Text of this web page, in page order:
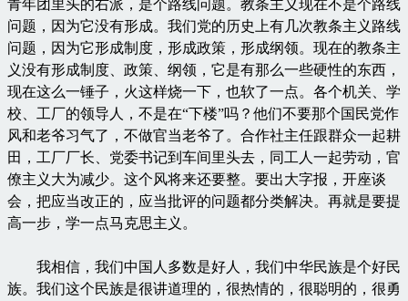
青年团里头的右派，是个路线问题。教条主义现在不是个路线
问题，因为它没有形成。我们党的历史上有几次教条主义路线
问题，因为它形成制度，形成政策，形成纲领。现在的教条主
义没有形成制度、政策、纲领，它是有那么一些硬性的东西，
现在这么一锤子，火这样烧一下，也软了一点。各个机关、学
校、工厂的领导人，不是在“下楼”吗？他们不要那个国民党作
风和老爷习气了，不做官当老爷了。合作社主任跟群众一起耕
田，工厂厂长、党委书记到车间里头去，同工人一起劳动，官
僚主义大为减少。这个风将来还要整。要出大字报，开座谈
会，把应当改正的，应当批评的问题都分类解决。再就是要提
高一步，学一点马克思主义。
我相信，我们中国人多数是好人，我们中华民族是个好民
族。我们这个民族是很讲道理的，很热情的，很聪明的，很勇